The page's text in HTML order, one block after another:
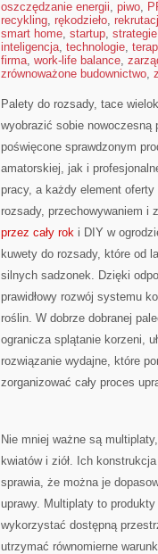
oszczędzanie energii, piwo,
recykling, rękodzieło,
smart home, startup,
inteligencja, technologie,
firma, work-life balance,
zrównoważone budownictwo,
Palety do rozsady, tace
wyobrazić sobie nowoczesną
poświęcone sprawdzonym
amatorskiej, jak i
pracy, a każdy element
rozsady, przechowywaniem i
przez cały rok i DIY w
kuwety do rozsady, które od
silnych sadzonek. Dzięki
prawidłowy rozwój systemu
roślin. W dobrze dobranej
ogranicza splątanie korzeni,
rozwiązanie wydajne, które
zorganizować cały proces
Nie mniej ważne są
kwiatów i ziół. Ich
sprawia, że można je
uprawy. Multiplaty to
wykorzystać dostępną
utrzymać równomierne